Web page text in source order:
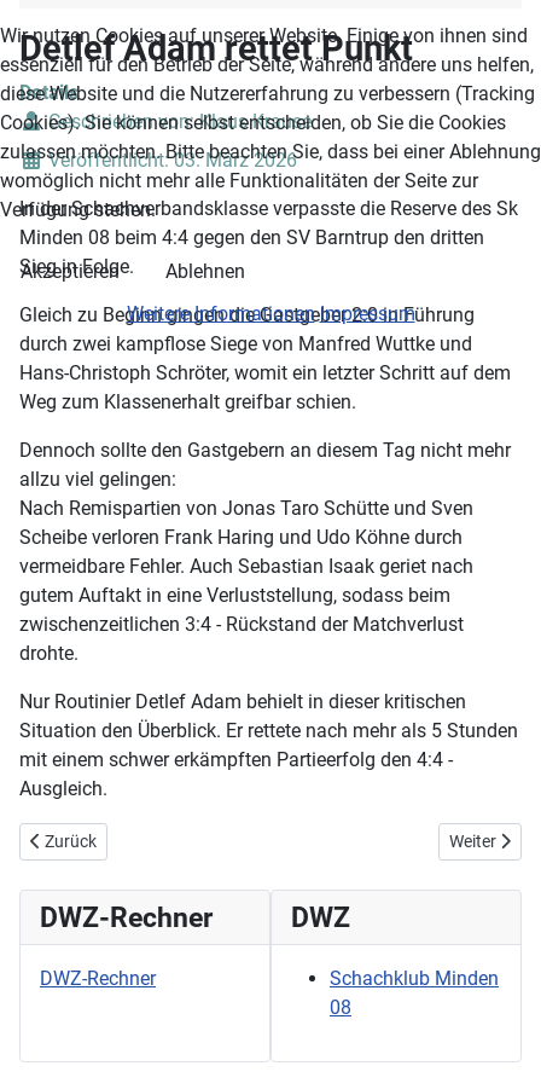
Detlef Adam rettet Punkt
Details
Geschrieben von:Klaus Krause
Veröffentlicht: 03. März 2026
In der Schachverbandsklasse verpasste die Reserve des Sk
Minden 08 beim 4:4 gegen den SV Barntrup den dritten
Sieg in Folge.
Gleich zu Beginn gingen die Gastgeber 2:0 in Führung
durch zwei kampflose Siege von Manfred Wuttke und
Hans-Christoph Schröter, womit ein letzter Schritt auf dem
Weg zum Klassenerhalt greifbar schien.
Dennoch sollte den Gastgebern an diesem Tag nicht mehr
allzu viel gelingen:
Nach Remispartien von Jonas Taro Schütte und Sven
Scheibe verloren Frank Haring und Udo Köhne durch
vermeidbare Fehler. Auch Sebastian Isaak geriet nach
gutem Auftakt in eine Verluststellung, sodass beim
zwischenzeitlichen 3:4 - Rückstand der Matchverlust
drohte.
Nur Routinier Detlef Adam behielt in dieser kritischen
Situation den Überblick. Er rettete nach mehr als 5 Stunden
mit einem schwer erkämpften Partieerfolg den 4:4 -
Ausgleich.
Vorheriger Beitrag: Nur Jonas Schütte mit Lichtblick / Sk 08 II jetzt
Zurück Nächster
Weiter
DWZ-Rechner
DWZ-Rechner
DWZ
Schachklub Minden
08
Wir nutzen Cookies auf unserer Website. Einige von ihnen sind
essenziell für den Betrieb der Seite, während andere uns helfen,
diese Website und die Nutzererfahrung zu verbessern (Tracking
Cookies). Sie können selbst entscheiden, ob Sie die Cookies
zulassen möchten. Bitte beachten Sie, dass bei einer Ablehnung
womöglich nicht mehr alle Funktionalitäten der Seite zur
Verfügung stehen.
Akzeptieren
Ablehnen
Weitere Informationen Impressum